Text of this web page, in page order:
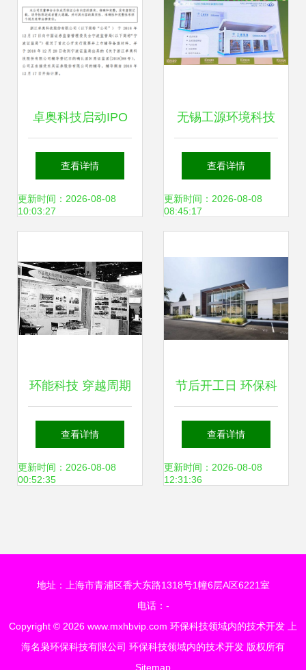
新浪潮 开发新浪潮
卓奥科技启动IPO
辅导 环保科技新星
崛起，上半年净利
潜力
查看详情
更新时间：2026-08-08
10:03:27
无锡工源环境科技
以创新驱动水污染
治理，引领环保装
查看详情
更新时间：2026-08-08
08:45:17
环能科技 穿越周期
迷雾，环保领域技
术开发引领未来增
查看详情
更新时间：2026-08-08
00:52:35
节后开工日 环保科
技前沿，助你重拾
工作热忱
查看详情
更新时间：2026-08-08
12:31:36
地址：上海市青浦区香大东路1318号1幢6层A区6221室
电话：-
Copyright © 2026 www.mxhbvip.com 环保科技领域内的技术开发
上
海名枭环保科技有限公司 环保科技领域内的技术开发 版权所有
Sitemap